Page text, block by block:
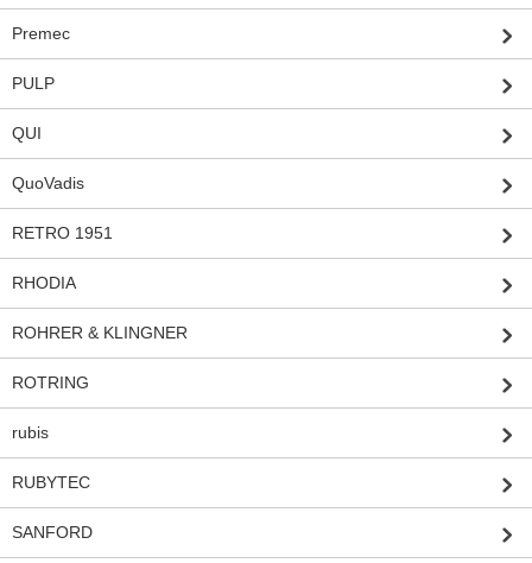
Premec
PULP
QUI
QuoVadis
RETRO 1951
RHODIA
ROHRER & KLINGNER
ROTRING
rubis
RUBYTEC
SANFORD